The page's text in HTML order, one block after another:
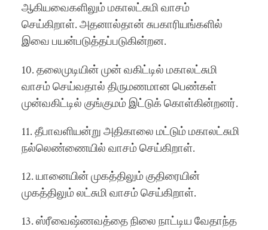
ஆகியவைகளிலும் மகாலட்சுமி வாசம்
செய்கிறாள். அதனால்தான் சுபகாரியங்களில்
இவை பயன்படுத்தப்படுகின்றன.
10. தலைமுடியின் முன் வகிட்டில் மகாலட்சுமி
வாசம் செய்வதால் திருமணமான பெண்கள்
முன்வகிட்டில் குங்குமம் இட்டுக் கொள்கின்றனர்.
11. தீபாவளியன்று அதிகாலை மட்டும் மகாலட்சுமி
நல்லெண்ணையில் வாசம் செய்கிறாள்.
12. யானையின் முகத்திலும் குதிரையின்
முகத்திலும் லட்சுமி வாசம் செய்கிறாள்.
13. ஸ்ரீவைஷ்ணவத்தை நிலை நாட்டிய வேதாந்த